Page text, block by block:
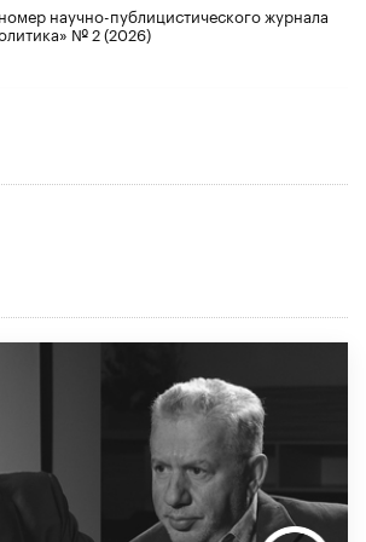
научно-публицистического журнала
№ 2 (2026)